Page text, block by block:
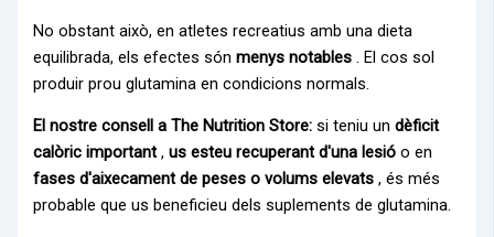
No obstant això, en atletes recreatius amb una dieta
equilibrada, els efectes sónmenys notables . El cos sol
produir prou glutamina en condicions normals.
El nostre consell a The Nutrition Store: si teniu undèficit
calòric important,us esteu recuperant d'una lesió o en
fases d'aixecament de peses o volums elevats , és més
probable que us beneficieu dels suplements de glutamina.